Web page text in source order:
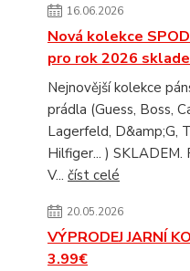
16.06.2026
Nová kolekce
pro rok 2026
Nejnovější kolekce
prádla (Guess, Boss,
Lagerfeld, D&amp;G,
Hilfiger... ) SKLADEM.
V... číst celé
20.05.2026
VÝPRODEJ JARNÍ
3.99€